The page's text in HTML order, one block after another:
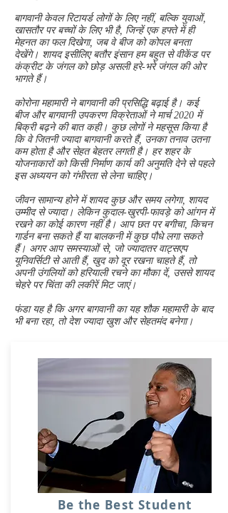
बागवानी केवल रिटायर्ड लोगों के लिए नहीं, बल्कि युवाओं,
खासतौर पर बच्चों के लिए भी है, जिन्हें एक हफ्ते में ही
मेहनत का फल दिखेगा, जब वे बीज को कोपल बनता
देखेंगे। शायद इसीलिए बतौर इंसान हम बहुत से वीकेंड पर
कंक्रीट के जंगल को छोड़ असली हरे-भरे जंगल की ओर
भागते हैं।
कोरोना महामारी ने बागवानी की प्रसिद्धि बढ़ाई है। कई
बीज और बागवानी उपकरण विक्रेताओं ने मार्च 2020 में
बिक्री बढ़ने की बात कही। कुछ लोगों ने महसूस किया है
कि वे जितनी ज्यादा बागवानी करते हैं, उनका तनाव उतना
कम होता है और सेहत बेहतर लगती है। हर शहर के
योजनाकारों को किसी निर्माण कार्य की अनुमति देने से पहले
इस अध्ययन को गंभीरता से लेना चाहिए।
जीवन सामान्य होने में शायद कुछ और समय लगेगा, शायद
उम्मीद से ज्यादा। लेकिन कुदाल-खुरपी-फावड़े को आंगन में
रखने का कोई कारण नहीं है। आप छत पर बगीचा, किचन
गार्डन बना सकते हैं या बालकनी में कुछ पौधे लगा सकते
हैं। अगर आप समस्याओं से, जो ज्यादातर वाट्सएप
यूनिवर्सिटी से आती हैं, खुद को दूर रखना चाहते हैं, तो
अपनी उंगलियों को हरियाली रचने का मौका दें, उससे शायद
चेहरे पर चिंता की लकीरें मिट जाएं।
फंडा यह है कि अगर बागवानी का यह शौक महामारी के बाद
भी बना रहा, तो देश ज्यादा खुश और सेहतमंद बनेगा।
Be the Best Student